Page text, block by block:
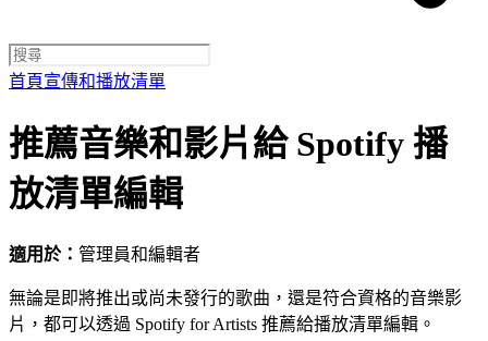
首頁宣傳和播放清單
推薦音樂和影片給 Spotify 播
放清單編輯
適用於： 管理員和編輯者
無論是即將推出或尚未發行的歌曲，還是符合資格的音樂影
片，都可以透過 Spotify for Artists 推薦給播放清單編輯。